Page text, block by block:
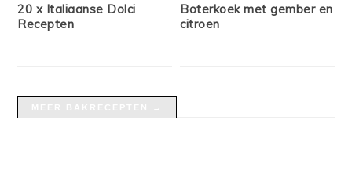
20 x Italiaanse Dolci
Recepten
Boterkoek met gember en
citroen